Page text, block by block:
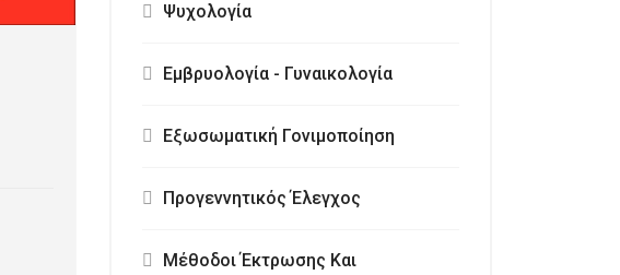
Ψυχολογία
Εμβρυολογία - Γυναικολογία
Εξωσωματική Γονιμοποίηση
Προγεννητικός Έλεγχος
Μέθοδοι Έκτρωσης Και